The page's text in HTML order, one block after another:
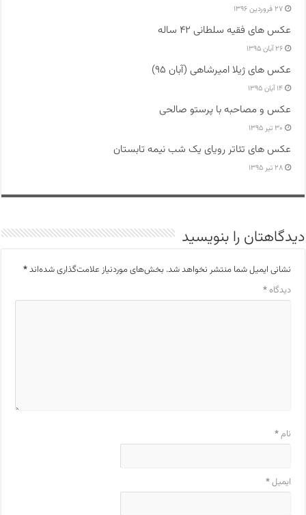
۲۷ فروردین ۱۳۹۶
عکس های فقیه سلطانی ۴۲ ساله
۲۶ آبان ۱۳۹۵
عکس های ژیلا امیرشاهی (آبان ۹۵)
۱۴ آبان ۱۳۹۵
عکس و مصاحبه با پرستو صالحی
۳۰ تیر ۱۳۹۵
عکس های تئاتر رویای یک شب نیمه تابستان
۲۸ تیر ۱۳۹۵
دیدگاهتان را بنویسید
نشانی ایمیل شما منتشر نخواهد شد. بخش‌های موردنیاز علامت‌گذاری شده‌اند*
دیدگاه*
نام*
ایمیل*